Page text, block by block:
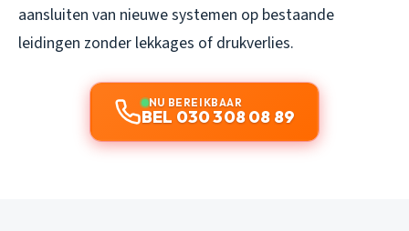
aansluiten van nieuwe systemen op bestaande
leidingen zonder lekkages of drukverlies.
NU BEREIKBAAR
BEL 030 308 08 89